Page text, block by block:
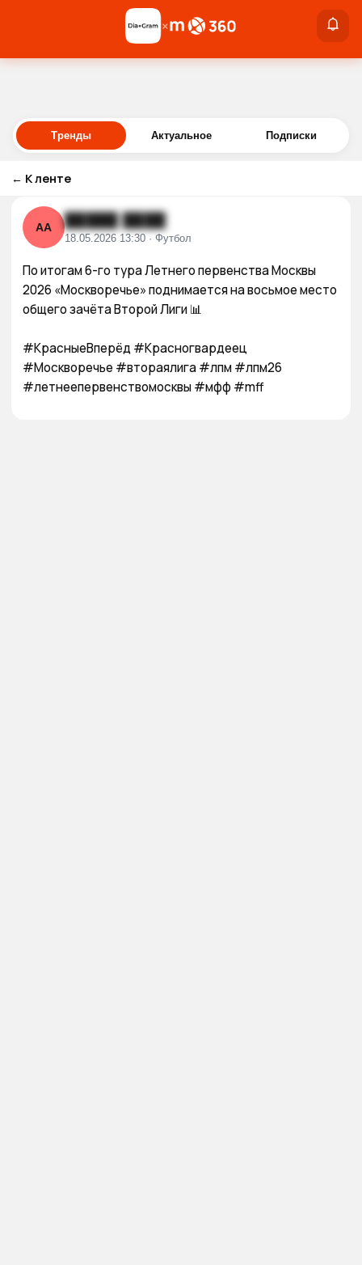
Войти
×
Тренды Актуальное Подписки
← К ленте
АА █████ ████
18.05.2026 13:30 · Футбол
По итогам 6-го тура Летнего первенства Москвы
2026 «Москворечье» поднимается на восьмое место
общего зачёта Второй Лиги 📊
#КрасныеВперёд #Красногвардеец
#Москворечье #втораялига #лпм #лпм26
#летнеепервенствомосквы #мфф #mff